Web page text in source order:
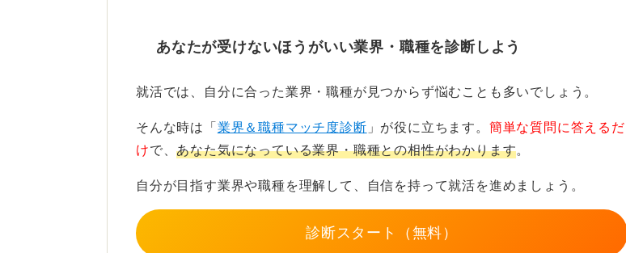
しかし、相談者さんが何をもって一流かそうでないかを判断するかによります
す。
ご自身が言うように、業績の伸び悩みや将来性への不安が懸念される企業がない
とも言えません。
日経225という指標で企業を選ぶことは、就活において得策か？ との問いへの答
えですが、企業研究の足がかりや大企業群のリストとして使うのは得策です。
あなたが受けないほうがいい業界・職種を診断しよう
就活では、自分に合った業界・職種が見つからず悩むことも多いでしょう。
そんな時は「 業界＆職種マッチ度診断 」が役に立ちます。 簡単な質問に答えるだ
けで、あなた気になっている業界・職種との相性がわかります。
自分が目指す業界や職種を理解して、自信を持って就活を進めましょう。
診断スタート（無料）